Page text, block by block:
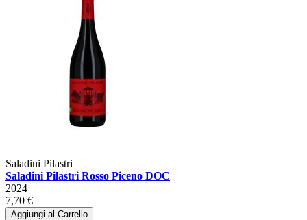
Saladini Pilastri
Saladini Pilastri Rosso Piceno DOC
2024
7,70 €
Aggiungi al Carrello